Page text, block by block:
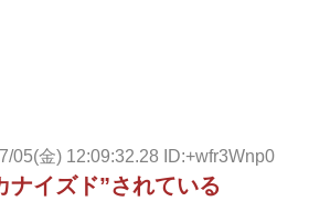
05(金) 12:09:32.28 ID:+wfr3Wnp0
ナイズド”されている